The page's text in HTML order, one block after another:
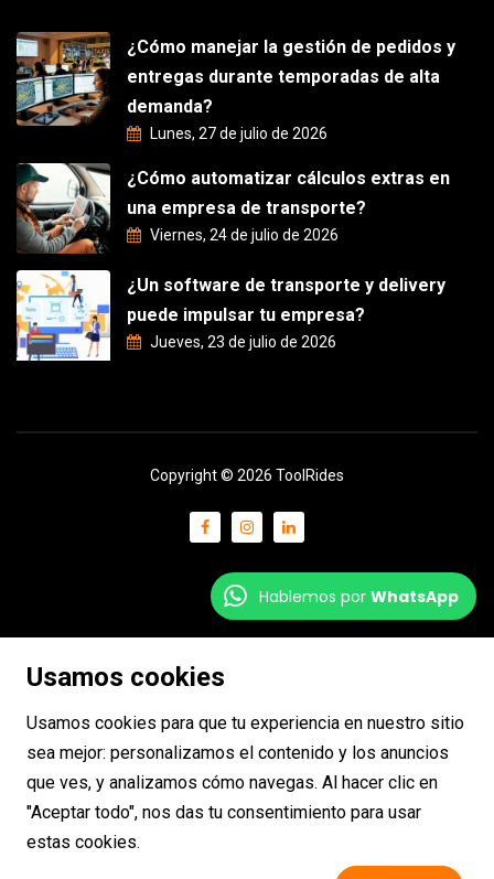
¿Cómo manejar la gestión de pedidos y
entregas durante temporadas de alta
demanda?
Lunes, 27 de julio de 2026
¿Cómo automatizar cálculos extras en
una empresa de transporte?
Viernes, 24 de julio de 2026
¿Un software de transporte y delivery
puede impulsar tu empresa?
Jueves, 23 de julio de 2026
Copyright © 2026 ToolRides
Hablemos por WhatsApp
Usamos cookies
Usamos cookies para que tu experiencia en nuestro sitio
sea mejor: personalizamos el contenido y los anuncios
que ves, y analizamos cómo navegas. Al hacer clic en
"Aceptar todo", nos das tu consentimiento para usar
estas cookies.